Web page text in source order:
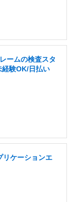
ームの検査スタ
経験OK/日払い
リケーションエ